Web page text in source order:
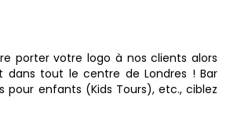
porter votre logo à nos clients alors
dans tout le centre de Londres ! Bar
pour enfants (Kids Tours), etc., ciblez